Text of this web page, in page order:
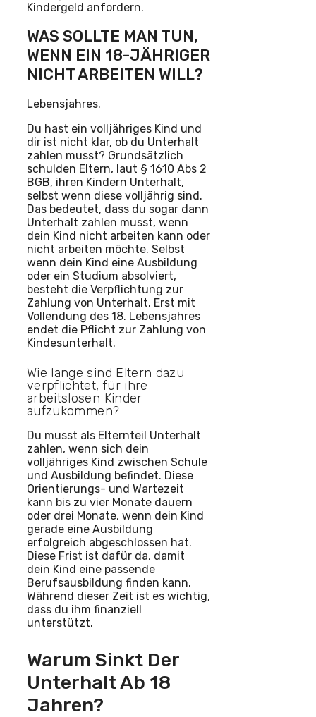
Kindergeld anfordern.
WAS SOLLTE MAN TUN,
WENN EIN 18-JÄHRIGER
NICHT ARBEITEN WILL?
Lebensjahres.
Du hast ein volljähriges Kind und
dir ist nicht klar, ob du Unterhalt
zahlen musst? Grundsätzlich
schulden Eltern, laut § 1610 Abs 2
BGB, ihren Kindern Unterhalt,
selbst wenn diese volljährig sind.
Das bedeutet, dass du sogar dann
Unterhalt zahlen musst, wenn
dein Kind nicht arbeiten kann oder
nicht arbeiten möchte. Selbst
wenn dein Kind eine Ausbildung
oder ein Studium absolviert,
besteht die Verpflichtung zur
Zahlung von Unterhalt. Erst mit
Vollendung des 18. Lebensjahres
endet die Pflicht zur Zahlung von
Kindesunterhalt.
Wie lange sind Eltern dazu
verpflichtet, für ihre
arbeitslosen Kinder
aufzukommen?
Du musst als Elternteil Unterhalt
zahlen, wenn sich dein
volljähriges Kind zwischen Schule
und Ausbildung befindet. Diese
Orientierungs- und Wartezeit
kann bis zu vier Monate dauern
oder drei Monate, wenn dein Kind
gerade eine Ausbildung
erfolgreich abgeschlossen hat.
Diese Frist ist dafür da, damit
dein Kind eine passende
Berufsausbildung finden kann.
Während dieser Zeit ist es wichtig,
dass du ihm finanziell
unterstützt.
Warum Sinkt Der
Unterhalt Ab 18
Jahren?